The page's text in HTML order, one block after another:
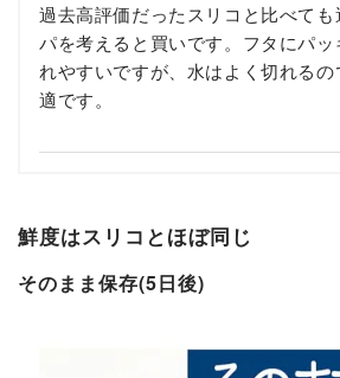
過去高評価だったスリコと比べて
パを考えると買いです。フタにパ
れやすいですが、水はよく切れる
適です。
鮮度はスリコとほぼ同じ
そのまま保存(5日後)